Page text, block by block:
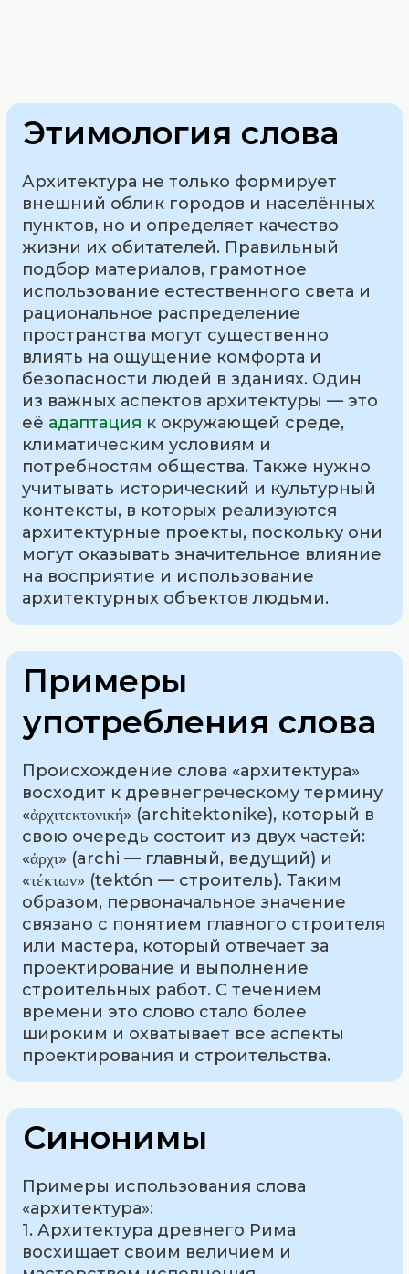
Этимология слова
Архитектура не только формирует
внешний облик городов и населённых
пунктов, но и определяет качество
жизни их обитателей. Правильный
подбор материалов, грамотное
использование естественного света и
рациональное распределение
пространства могут существенно
влиять на ощущение комфорта и
безопасности людей в зданиях. Один
из важных аспектов архитектуры — это
её адаптация к окружающей среде,
климатическим условиям и
потребностям общества. Также нужно
учитывать исторический и культурный
контексты, в которых реализуются
архитектурные проекты, поскольку они
могут оказывать значительное влияние
на восприятие и использование
архитектурных объектов людьми.
Примеры
употребления слова
Происхождение слова «архитектура»
восходит к древнегреческому термину
«ἀρχιτεκτονική» (architektonike), который в
свою очередь состоит из двух частей:
«ἀρχι» (archi — главный, ведущий) и
«τέκτων» (tektón — строитель). Таким
образом, первоначальное значение
связано с понятием главного строителя
или мастера, который отвечает за
проектирование и выполнение
строительных работ. С течением
времени это слово стало более
широким и охватывает все аспекты
проектирования и строительства.
Синонимы
Примеры использования слова
«архитектура»:
1. Архитектура древнего Рима
восхищает своим величием и